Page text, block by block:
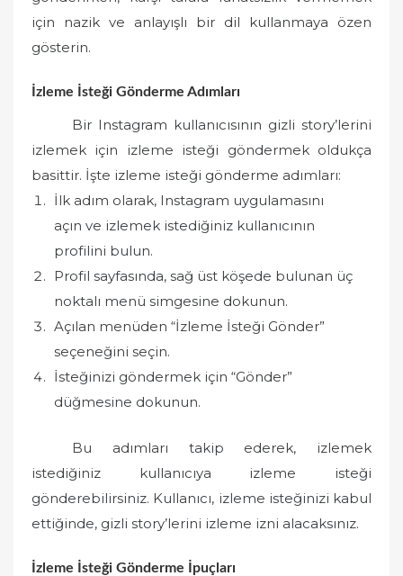
için nazik ve anlayışlı bir dil kullanmaya özen
gösterin.
İzleme İsteği Gönderme Adımları
Bir Instagram kullanıcısının gizli story’lerini
izlemek için izleme isteği göndermek oldukça
basittir. İşte izleme isteği gönderme adımları:
İlk adım olarak, Instagram uygulamasını
açın ve izlemek istediğiniz kullanıcının
profilini bulun.
Profil sayfasında, sağ üst köşede bulunan üç
noktalı menü simgesine dokunun.
Açılan menüden “İzleme İsteği Gönder”
seçeneğini seçin.
İsteğinizi göndermek için “Gönder”
düğmesine dokunun.
Bu adımları takip ederek, izlemek
istediğiniz kullanıcıya izleme isteği
gönderebilirsiniz. Kullanıcı, izleme isteğinizi kabul
ettiğinde, gizli story’lerini izleme izni alacaksınız.
İzleme İsteği Gönderme İpuçları